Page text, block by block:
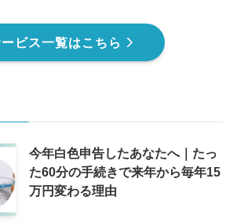
ビス一覧はこちら
今年白色申告したあなたへ｜たっ
た60分の手続きで来年から毎年15
万円変わる理由